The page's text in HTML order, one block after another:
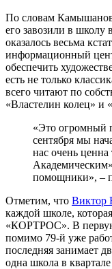
По словам
его завозили в школу
оказалось весьма
информационный
обеспечить
есть не только
всего читают по
«Властелин колец» и
«Это огромный
сентября мы
нас очень
помощники», –
Отметим, что Виктор
каждой школе,
«КОРТРОС». В первую
помимо 79-й уже
последняя занимает
одна школа в